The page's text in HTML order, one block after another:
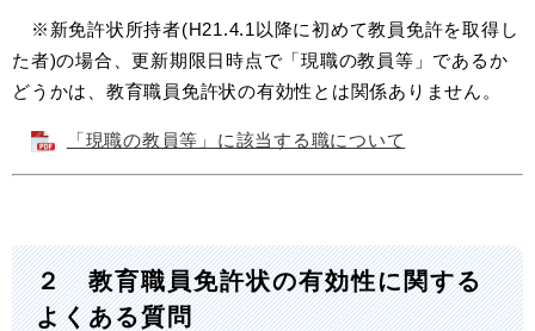
※新免許状所持者(H21.4.1以降に初めて教員免許を取得し
た者)の場合、更新期限日時点で「現職の教員等」であるか
どうかは、教育職員免許状の有効性とは関係ありません。
「現職の教員等」に該当する職について
２ 教育職員免許状の有効性に関する
よくある質問